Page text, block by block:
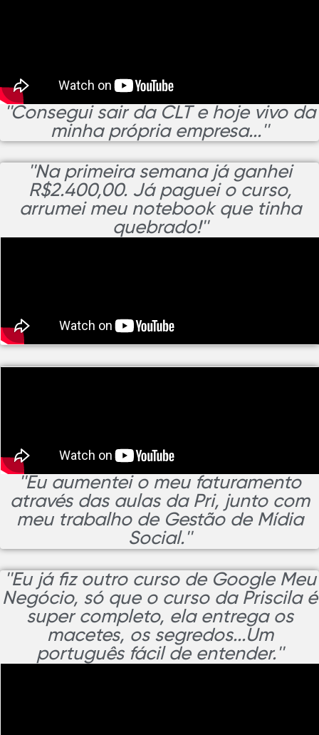
''Consegui sair da CLT e hoje vivo da
minha própria empresa...''
''Na primeira semana já ganhei
R$2.400,00. Já paguei o curso,
arrumei meu notebook que tinha
quebrado!''
''Eu aumentei o meu faturamento
através das aulas da Pri, junto com
meu trabalho de Gestão de Mídia
Social.''
''Eu já fiz outro curso de Google Meu
Negócio, só que o curso da Priscila é
super completo, ela entrega os
macetes, os segredos...Um
português fácil de entender.''